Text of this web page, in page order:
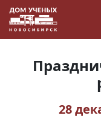
28